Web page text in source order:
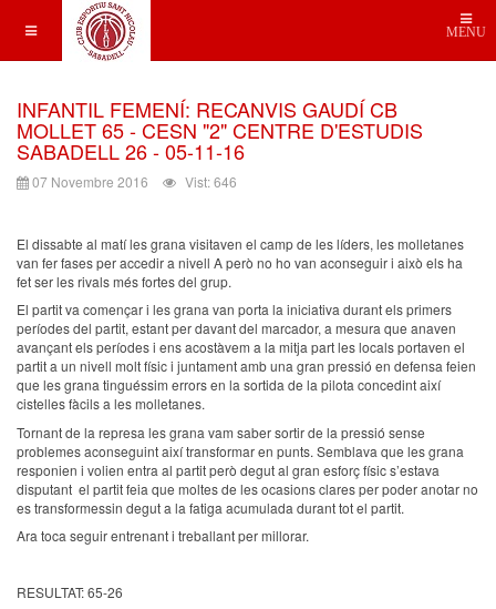
MENU
INFANTIL FEMENÍ: RECANVIS GAUDÍ CB
MOLLET 65 - CESN "2" CENTRE D'ESTUDIS
SABADELL 26 - 05-11-16
07 Novembre 2016 Vist: 646
El dissabte al matí les grana visitaven el camp de les líders, les molletanes
van fer fases per accedir a nivell A però no ho van aconseguir i això els ha
fet ser les rivals més fortes del grup.
El partit va començar i les grana van porta la iniciativa durant els primers
períodes del partit, estant per davant del marcador, a mesura que anaven
avançant els períodes i ens acostàvem a la mitja part les locals portaven el
partit a un nivell molt físic i juntament amb una gran pressió en defensa feien
que les grana tinguéssim errors en la sortida de la pilota concedint així
cistelles fàcils a les molletanes.
Tornant de la represa les grana vam saber sortir de la pressió sense
problemes aconseguint així transformar en punts. Semblava que les grana
responien i volien entra al partit però degut al gran esforç físic s’estava
disputant el partit feia que moltes de les ocasions clares per poder anotar no
es transformessin degut a la fatiga acumulada durant tot el partit.
Ara toca seguir entrenant i treballant per millorar.
RESULTAT: 65-26